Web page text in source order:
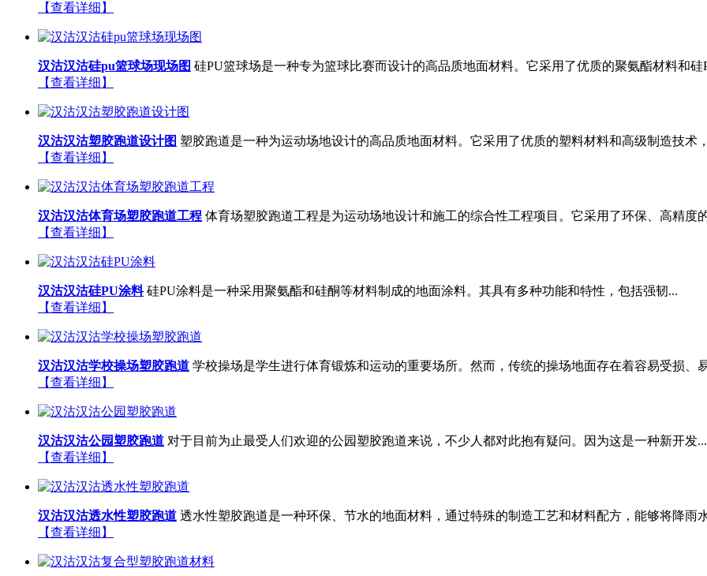
【查看详细】
汉沽汉沽硅pu篮球场现场图 硅PU篮球场是一种专为篮球比赛而设计的高品质地面材料。它采用了优质的聚氨酯材料和硅
【查看详细】
汉沽汉沽塑胶跑道设计图 塑胶跑道是一种为运动场地设计的高品质地面材料。它采用了优质的塑料材料和高级制造技术
【查看详细】
汉沽汉沽体育场塑胶跑道工程 体育场塑胶跑道工程是为运动场地设计和施工的综合性工程项目。它采用了环保、高精度
【查看详细】
汉沽汉沽硅PU涂料 硅PU涂料是一种采用聚氨酯和硅酮等材料制成的地面涂料。其具有多种功能和特性，包括强韧...
【查看详细】
汉沽汉沽学校操场塑胶跑道 学校操场是学生进行体育锻炼和运动的重要场所。然而，传统的操场地面存在着容易受损、
【查看详细】
汉沽汉沽公园塑胶跑道 对于目前为止最受人们欢迎的公园塑胶跑道来说，不少人都对此抱有疑问。因为这是一种新开发...
【查看详细】
汉沽汉沽透水性塑胶跑道 透水性塑胶跑道是一种环保、节水的地面材料，通过特殊的制造工艺和材料配方，能够将降雨
【查看详细】